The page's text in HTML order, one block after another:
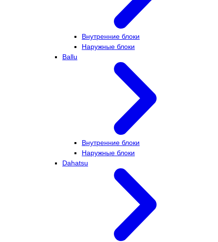
Внутренние блоки
Наружные блоки
Ballu
Внутренние блоки
Наружные блоки
Dahatsu